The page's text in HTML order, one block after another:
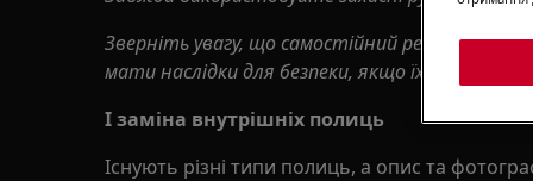
Зверніть увагу, що самостійний ремонт або
мати наслідки для безпеки, якщо їх не
Iзаміна внутрішніх полиць
Існують різні типи полиць, а опис та